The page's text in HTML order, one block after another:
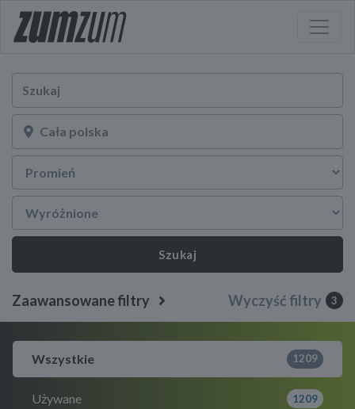
Szukaj
Zaawansowane filtry Wyczyść filtry 3
Wszystkie 1209
Używane 1209